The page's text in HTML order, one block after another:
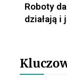
Roboty
działają i